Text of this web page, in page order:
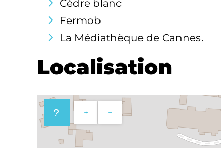
Cèdre blanc
Fermob
La Médiathèque de Cannes.
Localisation
+ −